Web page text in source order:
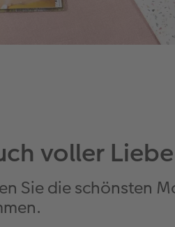
voller Liebe
Sie die schönsten